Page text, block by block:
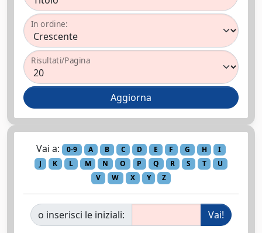
In ordine:
Risultati/Pagina
Vai a: 0-9 A B C D E F G H
I
J
K L M N O P Q R S T
U
V
W X Y Z
o inserisci le iniziali: